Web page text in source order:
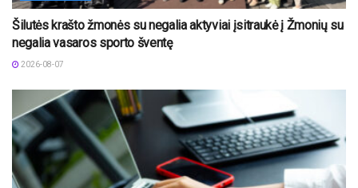
Šilutės krašto žmonės su negalia aktyviai įsitraukė į Žmonių su
negalia vasaros sporto šventę
2026-08-07